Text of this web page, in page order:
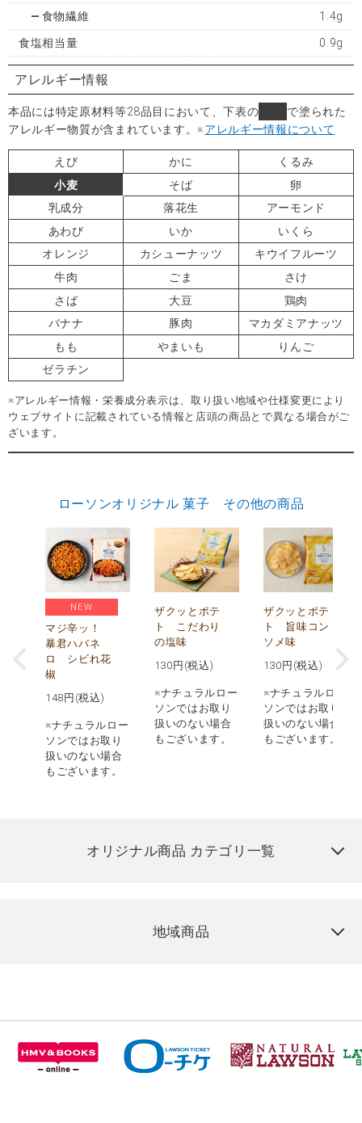
食物繊維 1.4g
食塩相当量 0.9g
アレルギー情報
本品には特定原材料等28品目において、下表の
で塗られた
アレルギー物質が含まれています。※アレルギー情報について
えび かに
くるみ
小麦
そば
卵
乳成分
落花生
アーモンド
あわび
いか
いくら
オレンジ
カシューナッツ
キウイフルーツ
牛肉
ごま
さけ
さば
大豆
鶏肉
バナナ
豚肉
マカダミアナッツ
もも
やまいも
りんご
ゼラチン
※アレルギー情報・栄養成分表示は、取り扱い地域や仕様変更により
ウェブサイトに記載されている情報と店頭の商品とで異なる場合がご
ざいます。
ローソンオリジナル 菓子 その他の商品
NEW
マジ辛ッ！
暴君ハバネ
ロ シビれ花
椒
148 円(税込)
※ナチュラルロー
ソンではお取り
扱いのない場合
もございます。
ザクッとポテ
ト こだわり
の塩味
130 円(税込)
※ナチュラルロー
ソンではお取り
扱いのない場合
もございます。
ザクッとポテ
ト 旨味コン
ソメ味
130 円(税込)
※ナチュラルロー
ソンではお取り
扱いのない場合
もございます。
オリジナル商品 カテゴリ一覧
地域商品